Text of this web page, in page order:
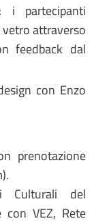
i partecipanti
attraverso
feedback dal
con Enzo
prenotazione
Culturali del
con VEZ, Rete